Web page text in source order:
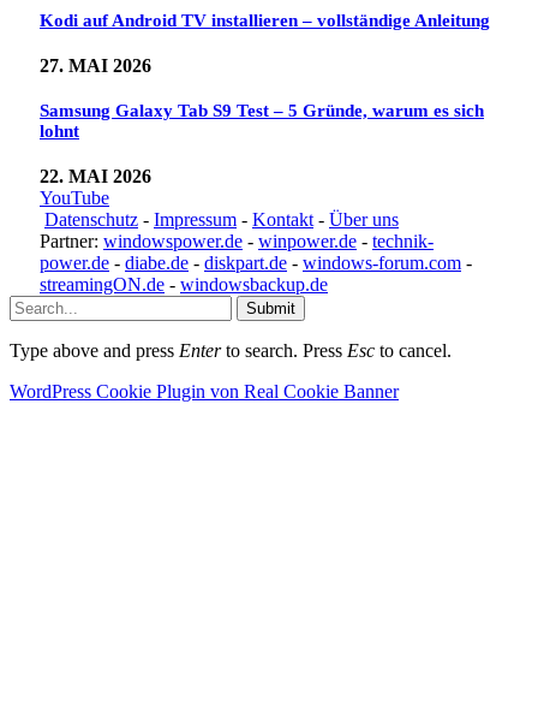
Kodi auf Android TV installieren – vollständige Anleitung
27. MAI 2026
Samsung Galaxy Tab S9 Test – 5 Gründe, warum es sich
lohnt
22. MAI 2026
YouTube
Datenschutz - Impressum - Kontakt - Über uns
Partner: windowspower.de - winpower.de - technik-
power.de - diabe.de - diskpart.de - windows-forum.com -
streamingON.de - windowsbackup.de
Submit
Type above and press Enterto search. Press Esc to cancel.
WordPress Cookie Plugin von Real Cookie Banner